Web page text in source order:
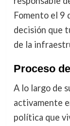
Fomento el 9
decisión que
de la
Proceso
A lo largo de
activamente
política que